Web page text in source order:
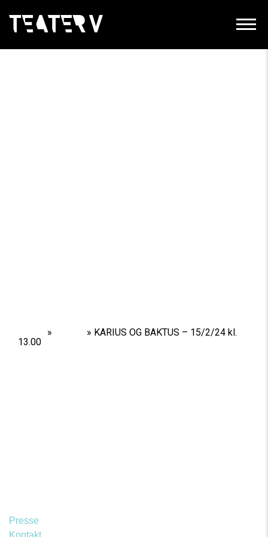
» » KARIUS OG BAKTUS – 15/2/24 kl.
13.00
Presse
Kontakt